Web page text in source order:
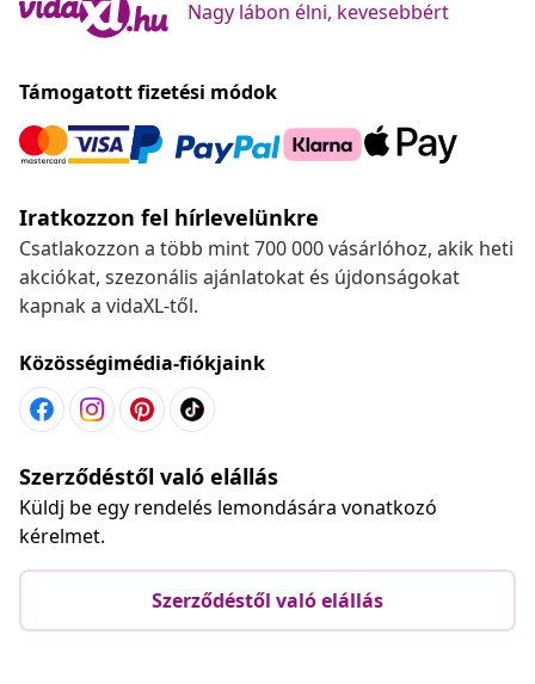
Nagy lábon élni, kevesebbért
Támogatott fizetési módok
Iratkozzon fel hírlevelünkre
Csatlakozzon a több mint 700 000 vásárlóhoz, akik heti
akciókat, szezonális ajánlatokat és újdonságokat
kapnak a vidaXL-től.
Közösségimédia-fiókjaink
Szerződéstől való elállás
Küldj be egy rendelés lemondására vonatkozó
kérelmet.
Szerződéstől való elállás